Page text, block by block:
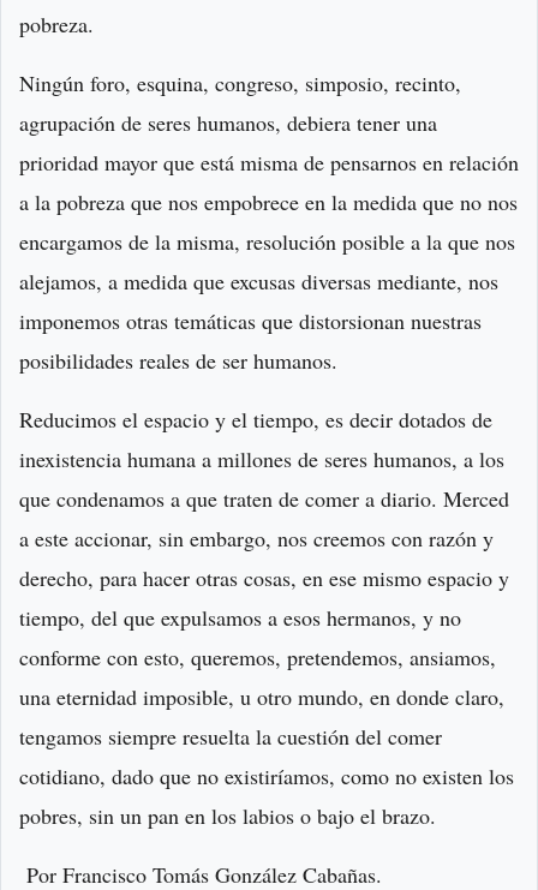
pobreza.
Ningún foro, esquina, congreso, simposio, recinto,
agrupación de seres humanos, debiera tener una
prioridad mayor que está misma de pensarnos en relación
a la pobreza que nos empobrece en la medida que no nos
encargamos de la misma, resolución posible a la que nos
alejamos, a medida que excusas diversas mediante, nos
imponemos otras temáticas que distorsionan nuestras
posibilidades reales de ser humanos.
Reducimos el espacio y el tiempo, es decir dotados de
inexistencia humana a millones de seres humanos, a los
que condenamos a que traten de comer a diario. Merced
a este accionar, sin embargo, nos creemos con razón y
derecho, para hacer otras cosas, en ese mismo espacio y
tiempo, del que expulsamos a esos hermanos, y no
conforme con esto, queremos, pretendemos, ansiamos,
una eternidad imposible, u otro mundo, en donde claro,
tengamos siempre resuelta la cuestión del comer
cotidiano, dado que no existiríamos, como no existen los
pobres, sin un pan en los labios o bajo el brazo.
Por Francisco Tomás González Cabañas.